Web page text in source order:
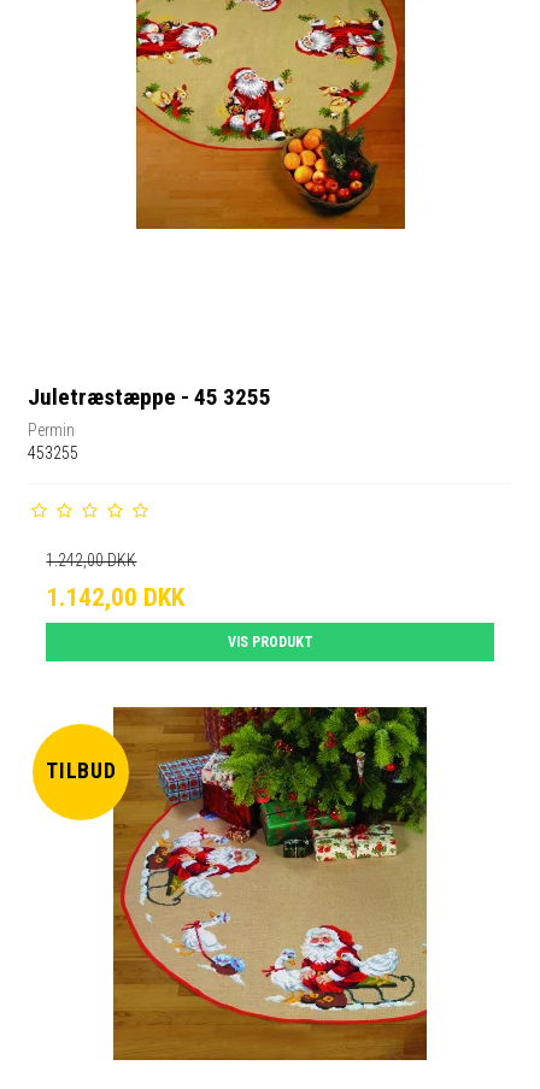
Juletræstæppe - 45 3255
Permin
453255
1.242,00 DKK
1.142,00 DKK
VIS PRODUKT
TILBUD